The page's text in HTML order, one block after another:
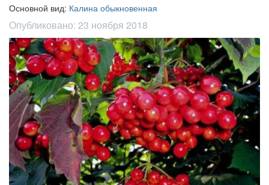
Основной вид: Калина обыкновенная
Опубликовано: 23 ноября 2018